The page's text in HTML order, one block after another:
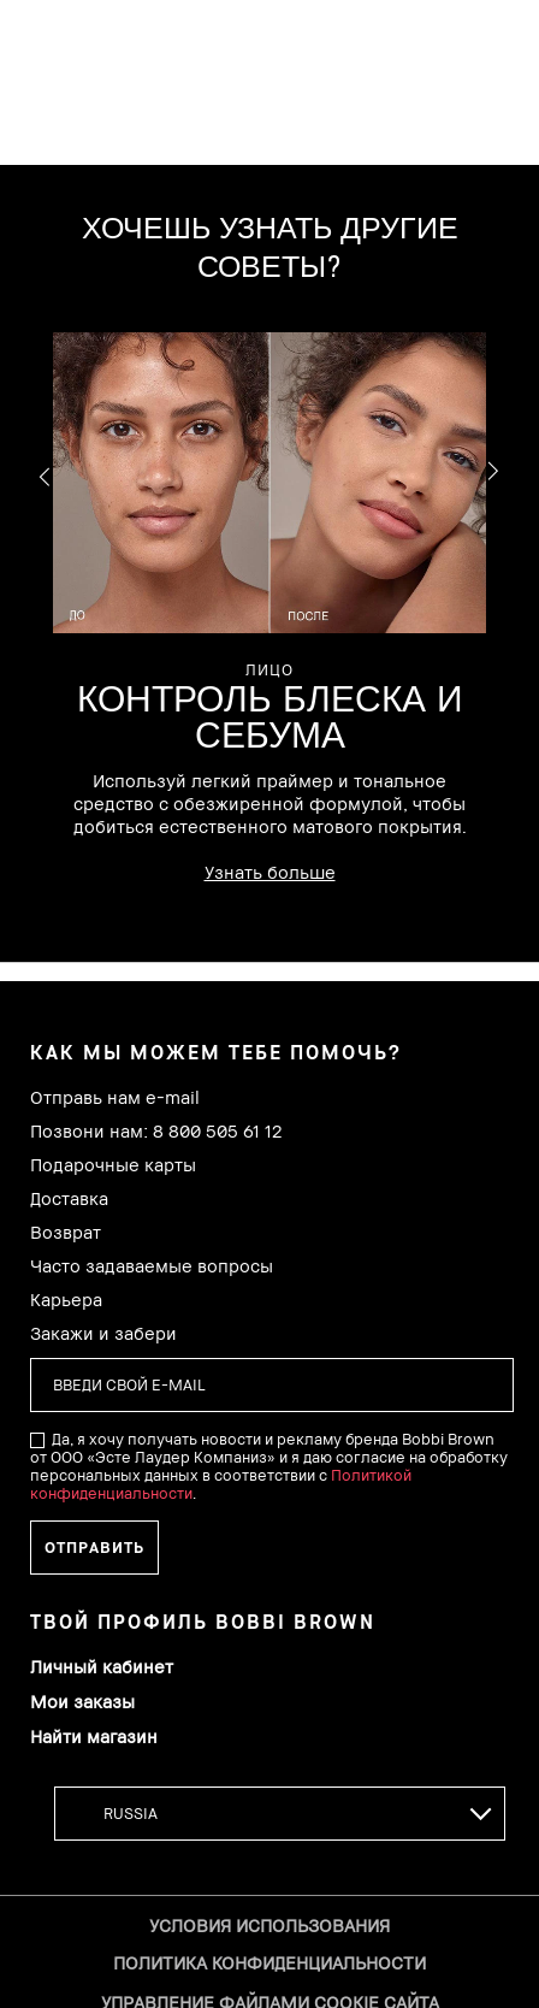
ХОЧЕШЬ УЗНАТЬ ДРУГИЕ
СОВЕТЫ?
ЛИЦО
КОНТРОЛЬ БЛЕСКА И
СЕБУМА
Используй легкий праймер и тональное
средство с обезжиренной формулой, чтобы
добиться естественного матового покрытия.
Узнать больше
КАК МЫ МОЖЕМ ТЕБЕ ПОМОЧЬ?
Отправь нам e-mail
Позвони нам: 8 800 505 61 12
Подарочные карты
Доставка
Возврат
Часто задаваемые вопросы
Карьера
Закажи и забери
Да, я хочу получать новости и рекламу бренда Bobbi Brown
от ООО «Эсте Лаудер Компаниз» и я даю согласие на обработку
персональных данных в соответствии с Политикой
конфиденциальности
ТВОЙ ПРОФИЛЬ BOBBI BROWN
Личный кабинет
Мои заказы
Найти магазин
УСЛОВИЯ ИСПОЛЬЗОВАНИЯ
ПОЛИТИКА КОНФИДЕНЦИАЛЬНОСТИ
УПРАВЛЕНИЕ ФАЙЛАМИ COOKIE САЙТА